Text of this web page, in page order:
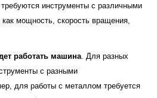
инструменты с различными
как мощность, скорость вращения,
работать машина. Для разных
с разными
для работы с металлом требуется